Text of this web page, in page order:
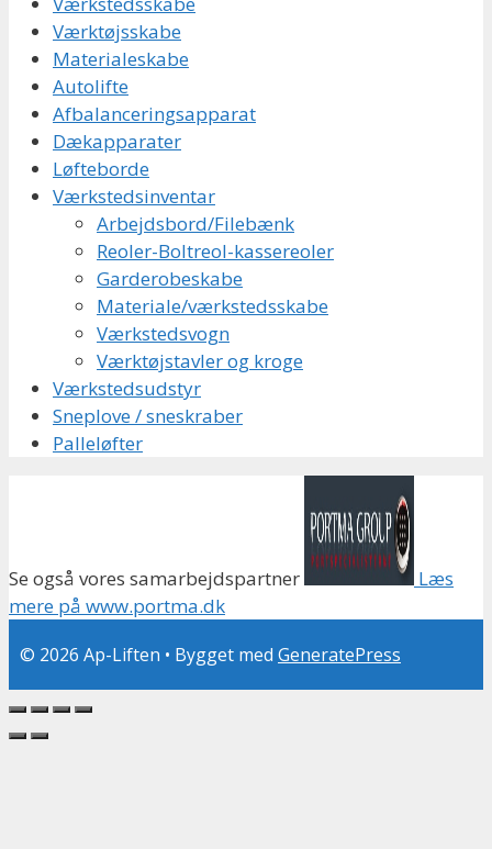
Værktøjsskabe
Materialeskabe
Autolifte
Afbalanceringsapparat
Dækapparater
Løfteborde
Værkstedsinventar
Arbejdsbord/Filebænk
Reoler-Boltreol-kassereoler
Garderobeskabe
Materiale/værkstedsskabe
Værkstedsvogn
Værktøjstavler og kroge
Værkstedsudstyr
Sneplove / sneskraber
Palleløfter
Se også vores samarbejdspartner
Læs
mere på www.portma.dk
© 2026 Ap-Liften • Bygget med GeneratePress